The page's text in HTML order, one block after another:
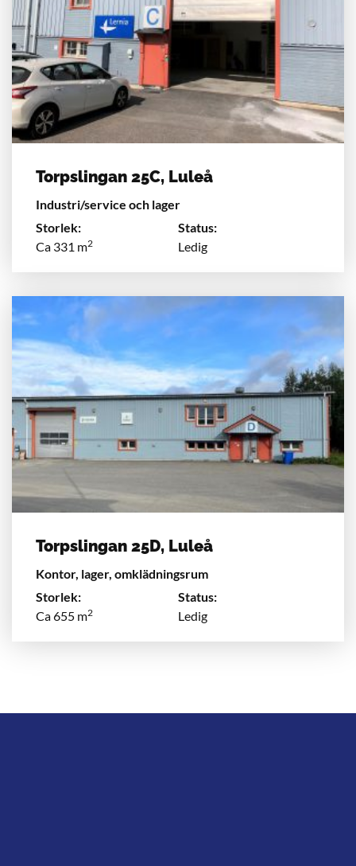
Torpslingan 25C, Luleå
Industri/service och lager
Storlek:
Status:
Ca 331 m2 Ledig
Torpslingan 25D, Luleå
Kontor, lager, omklädningsrum
Storlek:
Status:
Ca 655 m2 Ledig